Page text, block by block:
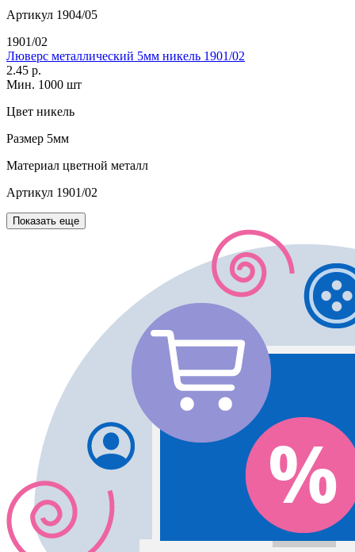
Артикул 1904/05
1901/02
Люверс металлический 5мм никель 1901/02
2.45 р.
Мин. 1000 шт
Цвет никель
Размер 5мм
Материал цветной металл
Артикул 1901/02
Показать еще